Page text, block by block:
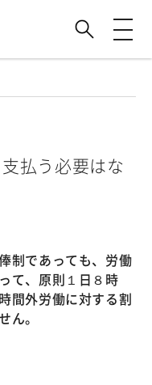
払う必要はな
制であっても、労働
て、原則１日８時
間外労働に対する割
ん。